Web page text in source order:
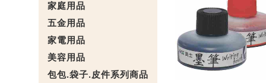
家庭用品
五金用品
家電用品
美容用品
包包.袋子.皮件系列商品